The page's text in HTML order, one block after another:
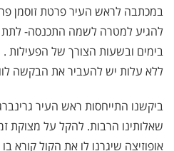
במכתבה לראש העיר פרטת זוסמן
להגיע למטרה לשמה התכנסה- לתת
בימים ובשעות הצורך של
ללא עלות יש להעביר את הבקשה
ביקשנו התייחסות ראש העיר
שאלותינו הרבות. להקל על מצוקת
אופוזיצה שיגרנו לו את הקול קורא